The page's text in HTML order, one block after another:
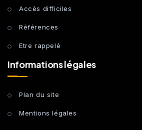
Accès difficiles
Références
Etre rappelé
Informations légales
Plan du site
Mentions légales